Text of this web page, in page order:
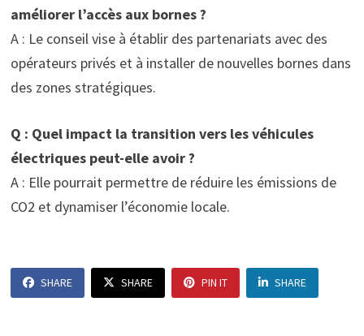
améliorer l’accès aux bornes ?
A : Le conseil vise à établir des partenariats avec des
opérateurs privés et à installer de nouvelles bornes dans
des zones stratégiques.
Q : Quel impact la transition vers les véhicules
électriques peut-elle avoir ?
A : Elle pourrait permettre de réduire les émissions de
CO2 et dynamiser l’économie locale.
SHARE SHARE PIN IT SHARE